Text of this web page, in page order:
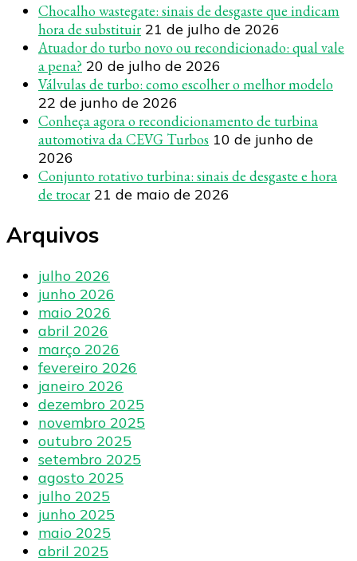
Chocalho wastegate: sinais de desgaste que indicam
hora de substituir 21 de julho de 2026
Atuador do turbo novo ou recondicionado: qual vale
a pena? 20 de julho de 2026
Válvulas de turbo: como escolher o melhor modelo
22 de junho de 2026
Conheça agora o recondicionamento de turbina
automotiva da CEVG Turbos 10 de junho de
2026
Conjunto rotativo turbina: sinais de desgaste e hora
de trocar 21 de maio de 2026
Arquivos
julho 2026
junho 2026
maio 2026
abril 2026
março 2026
fevereiro 2026
janeiro 2026
dezembro 2025
novembro 2025
outubro 2025
setembro 2025
agosto 2025
julho 2025
junho 2025
maio 2025
abril 2025